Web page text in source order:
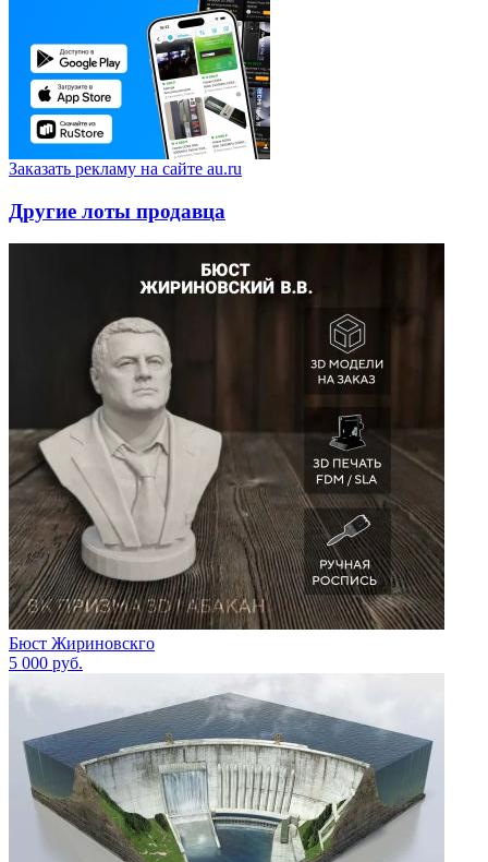
Заказать рекламу на сайте au.ru
Другие лоты продавца
Бюст Жириновскго
5 000 руб.